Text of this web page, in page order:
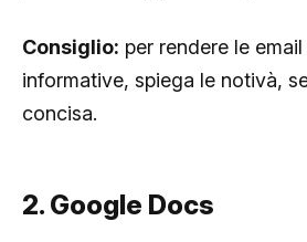
Consiglio: per rendere le
informative, spiega le notivà,
concisa.
2. Google Docs